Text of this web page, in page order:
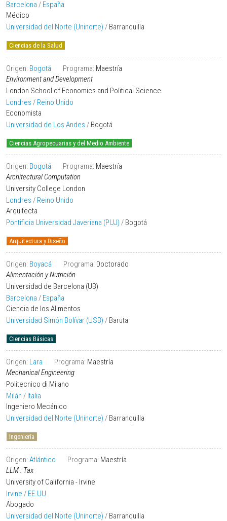
Barcelona / España
Médico
Universidad del Norte (Uninorte) / Barranquilla
Ciencias de la Salud
Origen: Bogotá Programa: Maestría
Environment and Development
London School of Economics and Political Science
Londres / Reino Unido
Economista
Universidad de Los Andes / Bogotá
Ciencias Agropecuarias y del Medio Ambiente
Origen: Bogotá Programa: Maestría
Architectural Computation
University College London
Londres / Reino Unido
Arquitecta
Pontificia Universidad Javeriana (PUJ) / Bogotá
Arquitectura y Diseño
Origen: Boyacá Programa: Doctorado
Alimentación y Nutrición
Universidad de Barcelona (UB)
Barcelona / España
Ciencia de los Alimentos
Universidad Simón Bolívar (USB) / Baruta
Ciencias Básicas
Origen: Lara Programa: Maestría
Mechanical Engineering
Politecnico di Milano
Milán / Italia
Ingeniero Mecánico
Universidad del Norte (Uninorte) / Barranquilla
Ingeniería
Origen: Atlántico Programa: Maestría
LLM : Tax
University of California - Irvine
Irvine / EE.UU
Abogado
Universidad del Norte (Uninorte) / Barranquilla